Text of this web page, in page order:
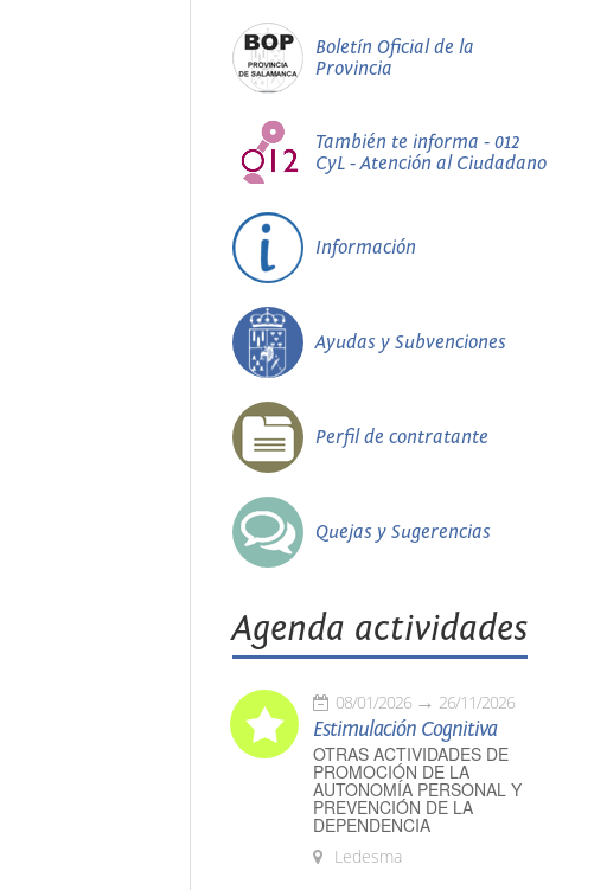
Boletín Oficial de la
Provincia
También te informa - 012
CyL - Atención al Ciudadano
Información
Ayudas y Subvenciones
Perfil de contratante
Quejas y Sugerencias
Agenda actividades
08/01/2026 26/11/2026
Estimulación Cognitiva
OTRAS ACTIVIDADES DE
PROMOCIÓN DE LA
AUTONOMÍA PERSONAL Y
PREVENCIÓN DE LA
DEPENDENCIA
Ledesma